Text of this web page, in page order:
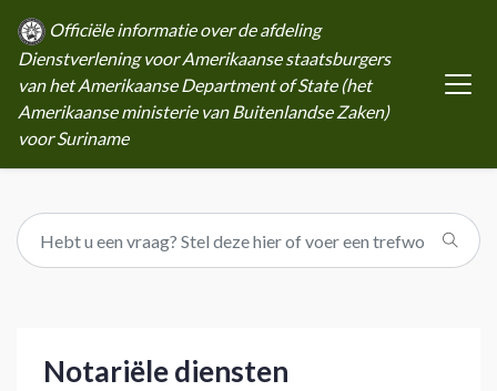
Officiële informatie over de afdeling
Dienstverlening voor Amerikaanse staatsburgers
van het Amerikaanse Department of State (het
Amerikaanse ministerie van Buitenlandse Zaken)
voor Suriname
Notariële diensten